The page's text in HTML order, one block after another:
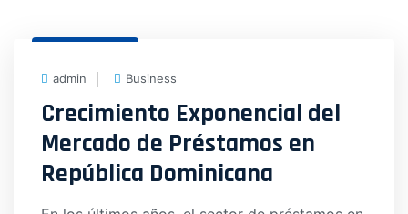
admin
Business
Crecimiento Exponencial del
Mercado de Préstamos en
República Dominicana